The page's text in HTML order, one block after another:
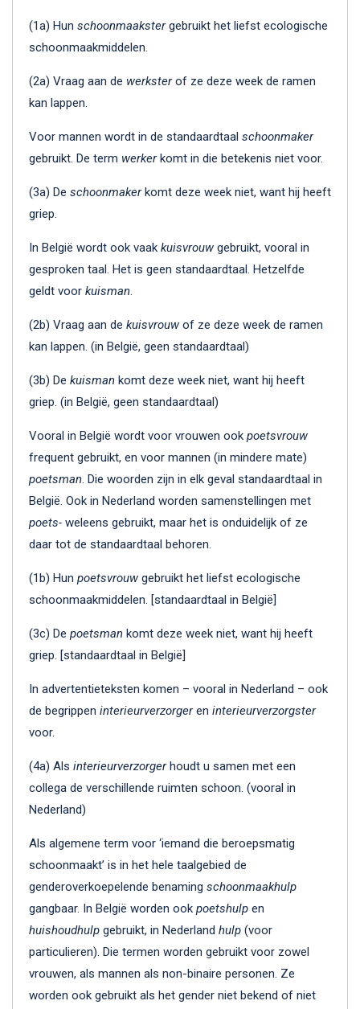
(1a) Hun schoonmaakstergebruikt het liefst ecologische
schoonmaakmiddelen.
(2a) Vraag aan de werksterof ze deze week de ramen
kan lappen.
Voor mannen wordt in de standaardtaal schoonmaker
gebruikt. De term werkerkomt in die betekenis niet voor.
(3a) De schoonmakerkomt deze week niet, want hij heeft
griep.
In België wordt ook vaak kuisvrouw gebruikt, vooral in
gesproken taal. Het is geen standaardtaal. Hetzelfde
geldt voor kuisman.
(2b) Vraag aan de kuisvrouw of ze deze week de ramen
kan lappen. (in België, geen standaardtaal)
(3b) De kuisman komt deze week niet, want hij heeft
griep. (in België, geen standaardtaal)
Vooral in België wordt voor vrouwen ook poetsvrouw
frequent gebruikt, en voor mannen (in mindere mate)
poetsman. Die woorden zijn in elk geval standaardtaal in
België. Ook in Nederland worden samenstellingen met
poets- weleens gebruikt, maar het is onduidelijk of ze
daar tot de standaardtaal behoren.
(1b) Hun poetsvrouw gebruikt het liefst ecologische
schoonmaakmiddelen. [standaardtaal in België]
(3c) De poetsman komt deze week niet, want hij heeft
griep. [standaardtaal in België]
In advertentieteksten komen – vooral in Nederland – ook
de begrippen interieurverzorgeren interieurverzorgster
voor.
(4a) Als interieurverzorgerhoudt u samen met een
collega de verschillende ruimten schoon. (vooral in
Nederland)
Als algemene term voor ‘iemand die beroepsmatig
schoonmaakt’ is in het hele taalgebied de
genderoverkoepelende benaming schoonmaakhulp
gangbaar. In België worden ook poetshulp en
huishoudhulp gebruikt, in Nederland hulp (voor
particulieren). Die termen worden gebruikt voor zowel
vrouwen, als mannen als non-binaire personen. Ze
worden ook gebruikt als het gender niet bekend of niet